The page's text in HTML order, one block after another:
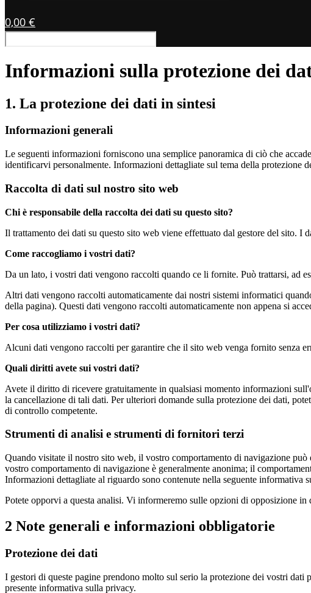
0,00 €
Informazioni sulla protezione dei
1. La protezione dei dati in sintesi
Informazioni generali
Le seguenti informazioni forniscono una semplice panoramica di ciò che
identificarvi personalmente. Informazioni dettagliate sul tema della protezione
Raccolta di dati sul nostro sito web
Chi è responsabile della raccolta dei dati su questo sito?
Il trattamento dei dati su questo sito web viene effettuato dal gestore del sito. I
Come raccogliamo i vostri dati?
Da un lato, i vostri dati vengono raccolti quando ce li fornite. Può trattarsi, ad
Altri dati vengono raccolti automaticamente dai nostri sistemi informatici
della pagina). Questi dati vengono raccolti automaticamente non appena si
Per cosa utilizziamo i vostri dati?
Alcuni dati vengono raccolti per garantire che il sito web venga fornito senza
Quali diritti avete sui vostri dati?
Avete il diritto di ricevere gratuitamente in qualsiasi momento informazioni
la cancellazione di tali dati. Per ulteriori domande sulla protezione dei dati,
di controllo competente.
Strumenti di analisi e strumenti di fornitori terzi
Quando visitate il nostro sito web, il vostro comportamento di navigazione
vostro comportamento di navigazione è generalmente anonima; il
Informazioni dettagliate al riguardo sono contenute nella seguente informativa
Potete opporvi a questa analisi. Vi informeremo sulle opzioni di opposizione in
2 Note generali e informazioni obbligatorie
Protezione dei dati
I gestori di queste pagine prendono molto sul serio la protezione dei vostri
presente informativa sulla privacy.